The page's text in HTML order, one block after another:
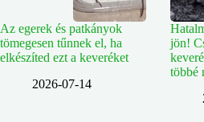
Az egerek és patkányok
tömegesen tűnnek el, ha
elkészíted ezt a keveréket
2026-07-14
jön!
többé